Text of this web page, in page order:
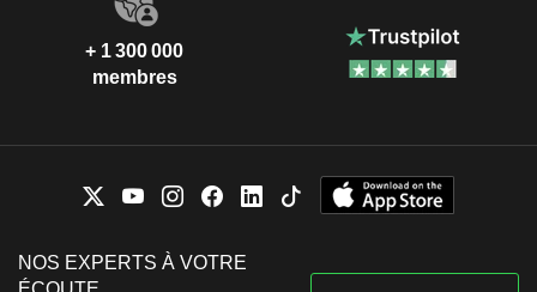
+ 1 300 000
membres
NOS EXPERTS À VOTRE